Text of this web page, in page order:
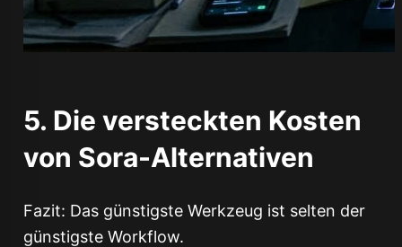
5. Die versteckten Kosten
von Sora-Alternativen
Fazit: Das günstigste Werkzeug ist selten der
günstigste Workflow.